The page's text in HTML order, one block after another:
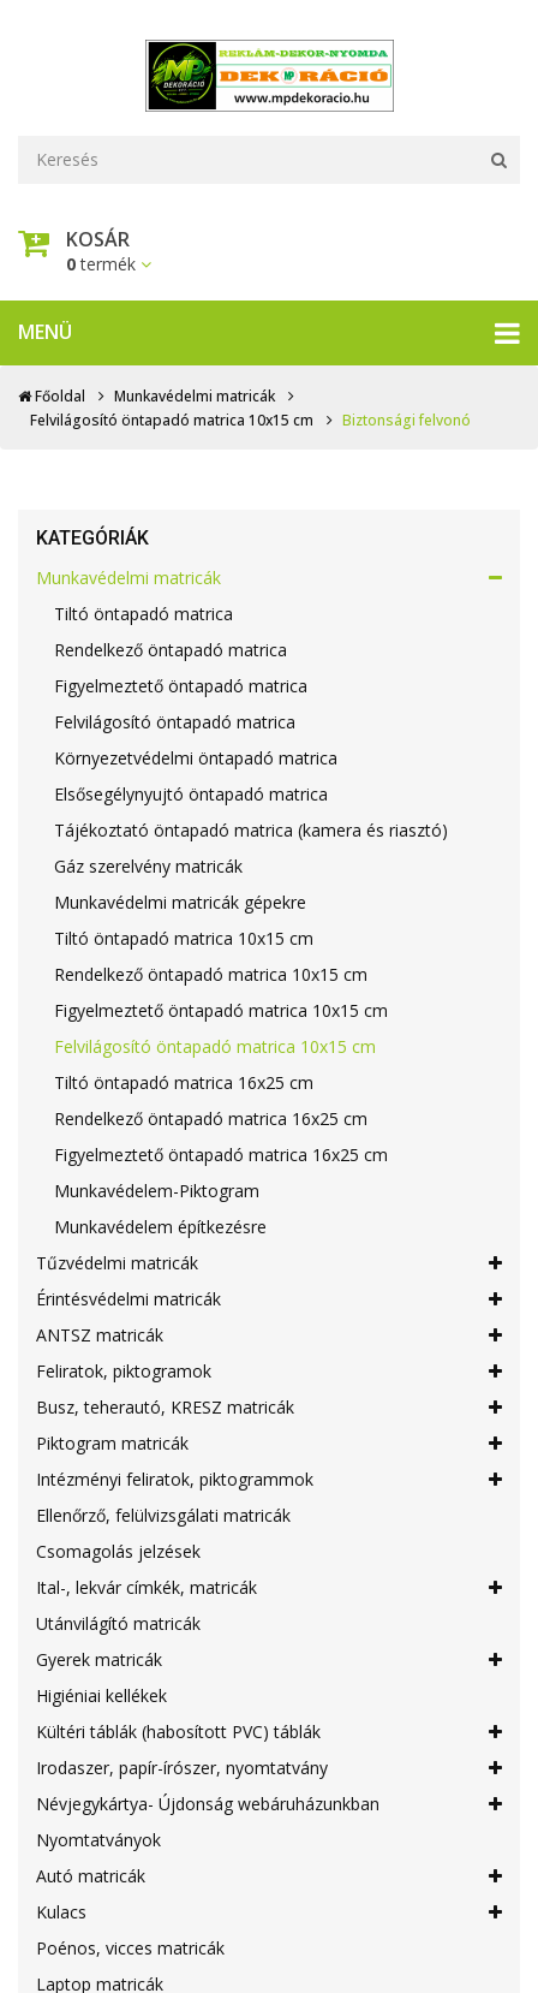
KOSÁR
0termék
MENÜ
Főoldal
Munkavédelmi matricák
Felvilágosító öntapadó matrica 10x15 cm
Biztonsági felvonó
KATEGÓRIÁK
Munkavédelmi matricák
Tiltó öntapadó matrica
Rendelkező öntapadó matrica
Figyelmeztető öntapadó matrica
Felvilágosító öntapadó matrica
Környezetvédelmi öntapadó matrica
Elsősegélynyujtó öntapadó matrica
Tájékoztató öntapadó matrica (kamera és riasztó)
Gáz szerelvény matricák
Munkavédelmi matricák gépekre
Tiltó öntapadó matrica 10x15 cm
Rendelkező öntapadó matrica 10x15 cm
Figyelmeztető öntapadó matrica 10x15 cm
Felvilágosító öntapadó matrica 10x15 cm
Tiltó öntapadó matrica 16x25 cm
Rendelkező öntapadó matrica 16x25 cm
Figyelmeztető öntapadó matrica 16x25 cm
Munkavédelem-Piktogram
Munkavédelem építkezésre
Tűzvédelmi matricák
Érintésvédelmi matricák
ANTSZ matricák
Feliratok, piktogramok
Busz, teherautó, KRESZ matricák
Piktogram matricák
Intézményi feliratok, piktogrammok
Ellenőrző, felülvizsgálati matricák
Csomagolás jelzések
Ital-, lekvár címkék, matricák
Utánvilágító matricák
Gyerek matricák
Higiéniai kellékek
Kültéri táblák (habosított PVC) táblák
Irodaszer, papír-írószer, nyomtatvány
Névjegykártya- Újdonság webáruházunkban
Nyomtatványok
Autó matricák
Kulacs
Poénos, vicces matricák
Laptop matricák